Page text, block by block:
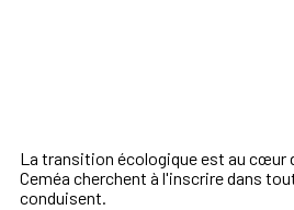
La transition écologique est au cœur
Ceméa cherchent à l'inscrire dans
conduisent.